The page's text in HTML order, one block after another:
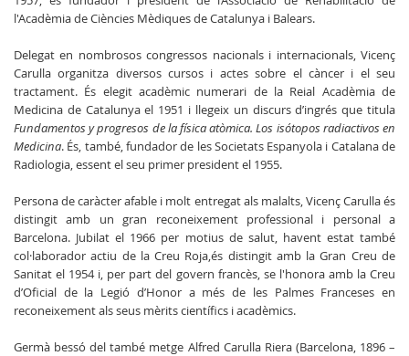
l'Acadèmia de Ciències Mèdiques de Catalunya i Balears.
Delegat en nombrosos congressos nacionals i internacionals, Vicenç
Carulla organitza diversos cursos i actes sobre el càncer i el seu
tractament. És elegit acadèmic numerari de la Reial Acadèmia de
Medicina de Catalunya el 1951 i llegeix un discurs d’ingrés que titula
Fundamentos y progresos de la física atòmica.Los isótopos radiactivos en
Medicina. És, també, fundador de les Societats Espanyola i Catalana de
Radiologia, essent el seu primer president el 1955.
Persona de caràcter afable i molt entregat als malalts, Vicenç Carulla és
distingit amb un gran reconeixement professional i personal a
Barcelona. Jubilat el 1966 per motius de salut, havent estat també
col·laborador actiu de la Creu Roja,és distingit amb la Gran Creu de
Sanitat el 1954 i, per part del govern francès, se l'honora amb la Creu
d’Oficial de la Legió d’Honor a més de les Palmes Franceses en
reconeixement als seus mèrits científics i acadèmics.
Germà bessó del també metge Alfred Carulla Riera (Barcelona, 1896 –